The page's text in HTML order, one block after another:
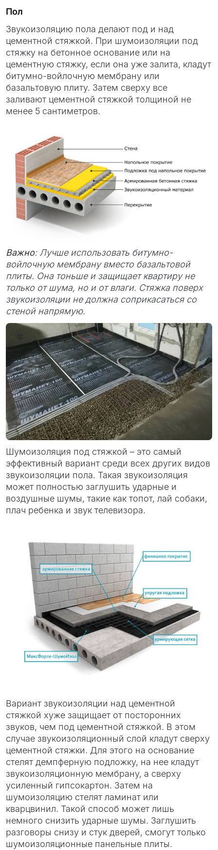
Пол
Звукоизоляцию пола делают под и над
цементной стяжкой. При шумоизоляции под
стяжку на бетонное основание или на
цементную стяжку, если она уже залита, кладут
битумно-войлочную мембрану или
базальтовую плиту. Затем сверху все
заливают цементной стяжкой толщиной не
менее 5 сантиметров.
Важно: Лучше использовать битумно-
войлочную мембрану вместо базальтовой
плиты. Она тоньше и защищает квартиру не
только от шума, но и от влаги. Стяжка поверх
звукоизоляции не должна соприкасаться со
стеной напрямую.
Шумоизоляция под стяжкой – это самый
эффективный вариант среди всех других видов
звукоизоляции пола. Такая звукоизоляция
может полностью заглушить ударные и
воздушные шумы, такие как топот, лай собаки,
плач ребенка и звук телевизора.
Вариант звукоизоляции над цементной
стяжкой хуже защищает от посторонних
звуков, чем под цементной стяжкой. В этом
случае звукоизоляционный слой кладут сверху
цементной стяжки. Для этого на основание
стелят демпферную подложку, на нее кладут
звукоизоляционную мембрану, а сверху
усиленный гипсокартон. Затем на
шумоизоляцию стелят ламинат или
кварцвинил. Такой способ может лишь
немного снизить ударные шумы. Заглушить
разговоры снизу и стук дверей, смогут только
шумоизоляционные панельные плиты.